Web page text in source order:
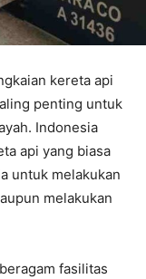
kereta api
penting untuk
Indonesia
api yang biasa
untuk melakukan
melakukan
fasilitas